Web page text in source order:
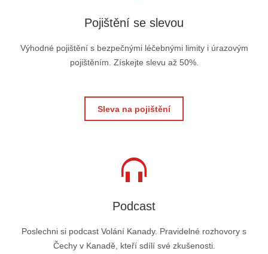
Pojištění se slevou
Výhodné pojištění s bezpečnými léčebnými limity i úrazovým
pojištěním. Získejte slevu až 50%.
Sleva na pojištění
Podcast
Poslechni si podcast Volání Kanady. Pravidelné rozhovory s
Čechy v Kanadě, kteří sdílí své zkušenosti.